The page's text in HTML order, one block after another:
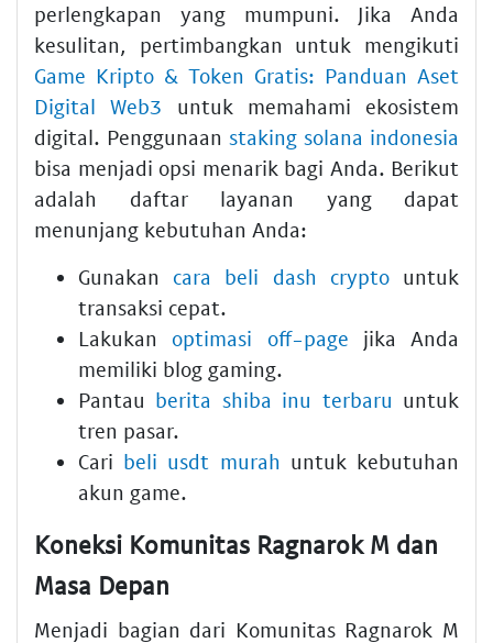
perlengkapan yang mumpuni. Jika Anda
kesulitan, pertimbangkan untuk mengikuti
Game Kripto & Token Gratis: Panduan Aset
Digital Web3 untuk memahami ekosistem
digital. Penggunaan staking solana indonesia
bisa menjadi opsi menarik bagi Anda. Berikut
adalah daftar layanan yang dapat
menunjang kebutuhan Anda:
Gunakan cara beli dash cryptountuk
transaksi cepat.
Lakukan optimasi off-page jika Anda
memiliki blog gaming.
Pantau berita shiba inu terbaru untuk
tren pasar.
Cari beli usdt murah untuk kebutuhan
akun game.
Koneksi Komunitas Ragnarok M dan
Masa Depan
Menjadi bagian dari Komunitas Ragnarok M